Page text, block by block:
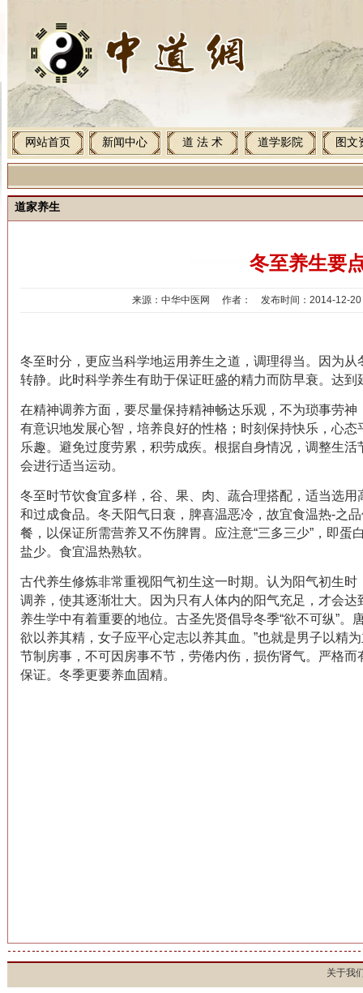
网站首页 新闻中心 道 法 术 道学影院 图文
道家养生
冬至养生要
来源：中华中医网 作者： 发布时间：2014-12-
冬至时分，更应当科学地运用养生之道，调理得当。因为
转静。此时科学养生有助于保证旺盛的精力而防早衰。达到
在精神调养方面，要尽量保持精神畅达乐观，不为琐事劳
有意识地发展心智，培养良好的性格；时刻保持快乐，心
乐趣。避免过度劳累，积劳成疾。根据自身情况，调整生
会进行适当运动。
冬至时节饮食宜多样，谷、果、肉、蔬合理搭配，适当选
和过成食品。冬天阳气日衰，脾喜温恶冷，故宜食温热-之
餐，以保证所需营养又不伤脾胃。应注意“三多三少”，即蛋
盐少。食宜温热熟软。
古代养生修炼非常重视阳气初生这一时期。认为阳气初生
调养，使其逐渐壮大。因为只有人体内的阳气充足，才会
养生学中有着重要的地位。古圣先贤倡导冬季“欲不可纵”。
欲以养其精，女子应平心定志以养其血。”也就是男子以精
节制房事，不可因房事不节，劳倦内伤，损伤肾气。严格
保证。冬季更要养血固精。
关于我